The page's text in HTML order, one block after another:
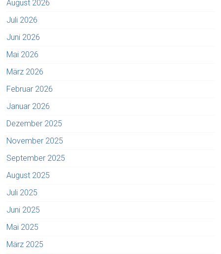
August 2026
Juli 2026
Juni 2026
Mai 2026
März 2026
Februar 2026
Januar 2026
Dezember 2025
November 2025
September 2025
August 2025
Juli 2025
Juni 2025
Mai 2025
März 2025